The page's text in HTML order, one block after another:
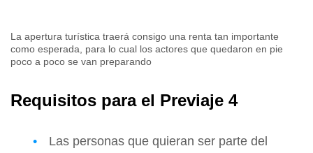
La apertura turística traerá consigo una renta tan importante
como esperada, para lo cual los actores que quedaron en pie
poco a poco se van preparando
Requisitos para el Previaje 4
Las personas que quieran ser parte del